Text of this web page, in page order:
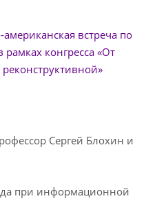
американская встреча по
рамках конгресса «От
Сергей Блохин и
при информационной